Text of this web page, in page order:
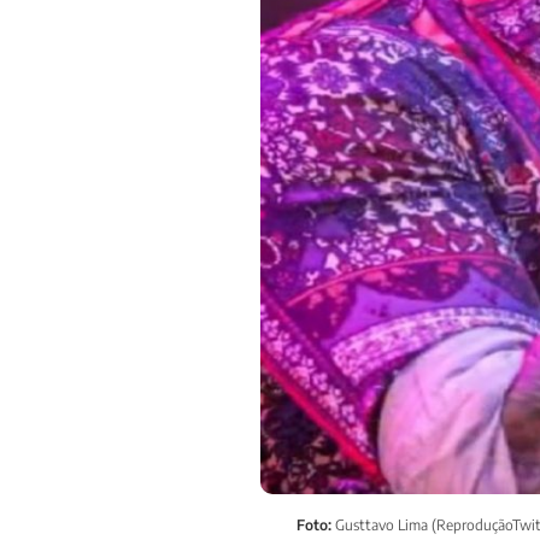
Foto: Gusttavo Lima